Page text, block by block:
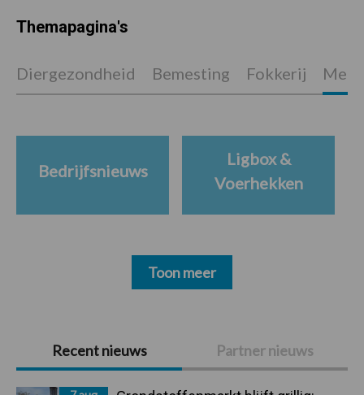
Primaire
Sidebar
Recent nieuws Partner nieuws
Themapagina's
Diergezondheid Bemesting Fokkerij
Bedrijfsnieuws
Ligbox &
Voerhekken
Toon meer